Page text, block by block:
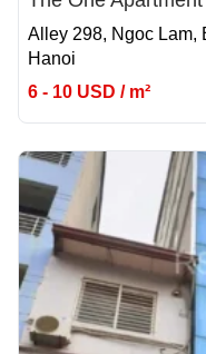
Alley 298, Ngoc Lam,
Hanoi
6 - 10 USD / m²